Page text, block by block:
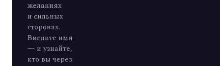
желаниях
и сильных
сторонах.
Введите имя
— и узнайте,
кто вы через